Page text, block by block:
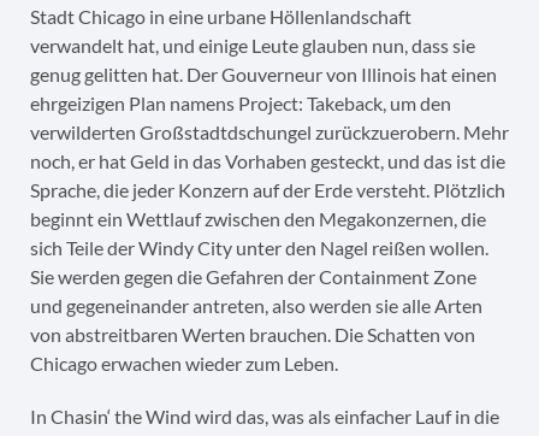
Stadt Chicago in eine urbane Höllenlandschaft
verwandelt hat, und einige Leute glauben nun, dass sie
genug gelitten hat. Der Gouverneur von Illinois hat einen
ehrgeizigen Plan namens Project: Takeback, um den
verwilderten Großstadtdschungel zurückzuerobern. Mehr
noch, er hat Geld in das Vorhaben gesteckt, und das ist die
Sprache, die jeder Konzern auf der Erde versteht. Plötzlich
beginnt ein Wettlauf zwischen den Megakonzernen, die
sich Teile der Windy City unter den Nagel reißen wollen.
Sie werden gegen die Gefahren der Containment Zone
und gegeneinander antreten, also werden sie alle Arten
von abstreitbaren Werten brauchen. Die Schatten von
Chicago erwachen wieder zum Leben.
In Chasin‘ the Wind wird das, was als einfacher Lauf in die